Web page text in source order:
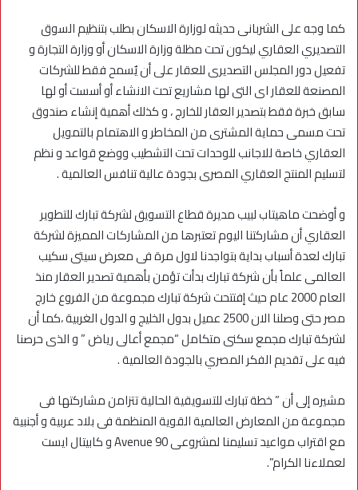
كما وجه على الشربانى حديثه لوزارة الاسكان بطلب بتنظيم السوق
التصديري العقاري ليكون تحت مظلة وزارة الاسكان أو وزارة التجارة و
تفعيل دور المجلس التصديرى للعقار على أن يٌسمح فقط للشركات
المصنعة للعقار اى التى لها مشاريع تحت الانشاء أو أسست أو لها
سابق خبرة فقط بتصدير العقار للخارج ، و كذلك أهمية إنشاء صندوق
تحت مسمى حماية المشترى من المخاطر و الاهتمام بالتمويل
العقاري خاصة للاجانب للوحدات تحت التشطيب ووضع قواعد و نظم
لتسليم المنتج العقاري المصرى بجودة عالية تنافس العالمية .
و أوضحت ماهيتاب لبيب مديرة قطاع التسويق لشركة تبارك للتطوير
العقاري أن مشاركتنا اليوم تعتبرها من المشاركات المميزة لشركة
تبارك لعدة أسباب بداية بتواجدنا لاول مرة فى معرض سيتى سكيب
العالمى علماً بأن شركة تبارك بدأت تؤمن بأهمية تصدير العقار منذ
العام 2000 عام حيث إفتتحت شركة تبارك مجموعة من الفروع خارج
مصر حتى وصلنا الان 2500 عميل بدول الخليج و الدول الغربية ،كما أن
لشركة تبارك مجمع سكنى متكامل “مجمع أعالى رياض ” و الذى حرصنا
فيه على تقديم الفكر المصري بالجودة العالمية .
مشيره إلى أن ” خطة تبارك للتسويقية الحالية تتزامن مشاركتها فى
مجموعة من المعارض العالمية القوية المنظمة فى بلاد عربية و أجنبية
مع اقتراب مواعيد تسليمنا لمشروعى 90 Avenue و كابيتال ايست
لعملاءنا الكرام”.